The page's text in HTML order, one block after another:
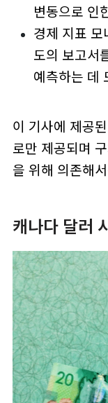
변동으로 인
경제 지표 모
도의 보고서
예측하는 데
이 기사에 제공
로만 제공되며
을 위해 의존해
캐나다 달러